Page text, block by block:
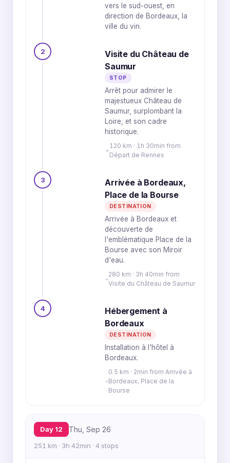
vers le sud-ouest, en
direction de Bordeaux, la
ville du vin.
2
Visite du Château de
Saumur
STOP
Arrêt pour admirer le
majestueux Château de
Saumur, surplombant la
Loire, et son cadre
historique.
120 km · 1h 30min from
Départ de Rennes
3
Arrivée à Bordeaux,
Place de la Bourse
DESTINATION
Arrivée à Bordeaux et
découverte de
l'emblématique Place de la
Bourse avec son Miroir
d'eau.
280 km · 3h 40min from
Visite du Château de Saumur
4
Hébergement à
Bordeaux
DESTINATION
Installation à l'hôtel à
Bordeaux.
0.5 km · 2min from Arrivée à
Bordeaux, Place de la
Bourse
Day 12 Thu, Sep 26
251 km · 3h 42min · 4 stops